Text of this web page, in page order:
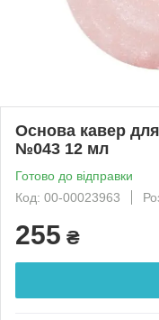
Основа кавер для
№043 12 мл
Готово до відправки
Код: 00-00023963
255 ₴